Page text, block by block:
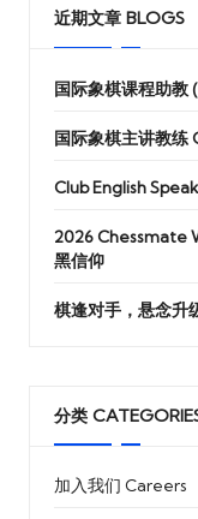
分近期文章 BLOGS
国际象棋课程助教
国际象棋主讲教练
Club English
2026 Chessmate
黑信仰
棋逢对手，悬念升
分类
加入我们 Careers